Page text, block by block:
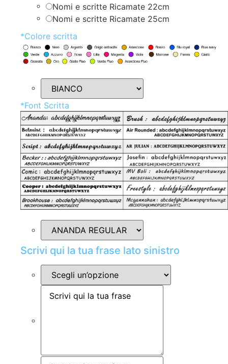
Nomi e scritte Ricamate 22cm
Nomi e scritte Ricamate 25cm
*Colore scritta
*Font Scritta
Scrivi qui la tua frase lato sinistro